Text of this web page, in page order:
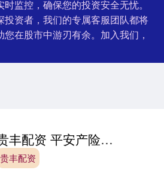
监控，确保您的投资安全无忧。
投资者，我们的专属客服团队都将
在股市中游刃有余。加入我们，
贵丰配资 平安产险南平中心支公司：低碳净山护生态 反诈护航护夕阳
贵丰配资